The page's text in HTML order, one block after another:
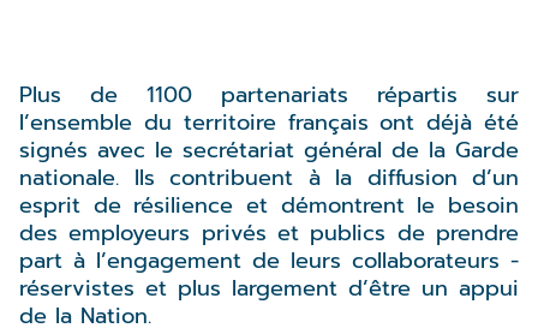
Plus de 1100 partenariats répartis sur
l’ensemble du territoire français ont déjà été
signés avec le secrétariat général de la Garde
nationale. Ils contribuent à la diffusion d’un
esprit de résilience et démontrent le besoin
des employeurs privés et publics de prendre
part à l’engagement de leurs collaborateurs -
réservistes et plus largement d’être un appui
de la Nation.